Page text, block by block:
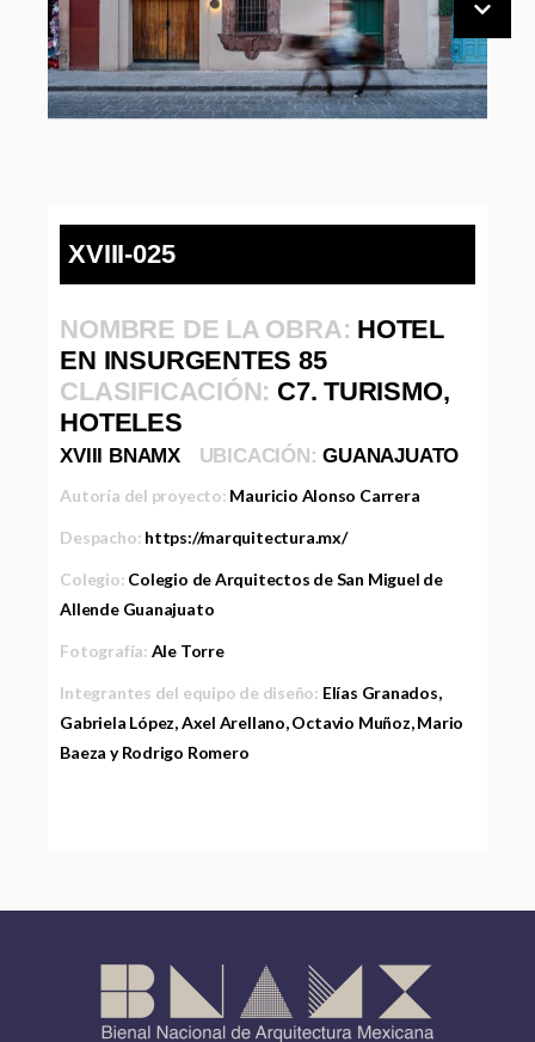
XVIII-025
NOMBRE DE LA OBRA: HOTEL
EN INSURGENTES 85
CLASIFICACIÓN: C7. TURISMO,
HOTELES
XVIII BNAMX UBICACIÓN:GUANAJUATO
Autoría del proyecto: Mauricio Alonso Carrera
Despacho: https://marquitectura.mx/
Colegio: Colegio de Arquitectos de San Miguel de
Allende Guanajuato
Fotografía: Ale Torre
Integrantes del equipo de diseño: Elías Granados,
Gabriela López, Axel Arellano, Octavio Muñoz, Mario
Baeza y Rodrigo Romero